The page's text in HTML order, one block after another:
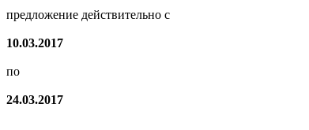
предложение действительно с
10.03.2017
по
24.03.2017